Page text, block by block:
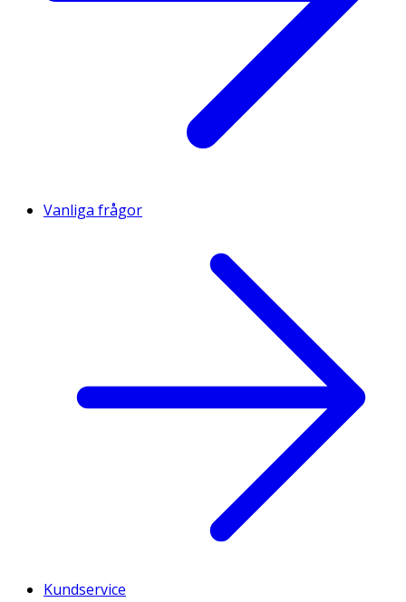
Vanliga frågor
Kundservice